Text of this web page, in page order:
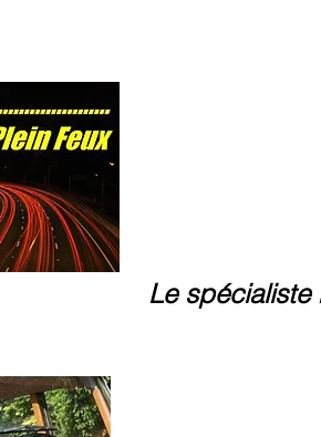
Le spécialiste